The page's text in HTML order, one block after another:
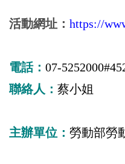
活動網址： https://
電話： 07-
聯絡人： 蔡小姐
主辦單位： 勞動部勞